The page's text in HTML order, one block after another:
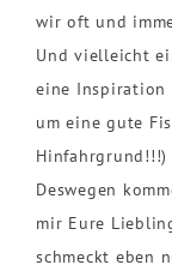
wir oft und
Und vielleicht
eine Inspiration
um eine gute
Hinfahrgrund!!!)
Deswegen
mir Eure
schmeckt eben